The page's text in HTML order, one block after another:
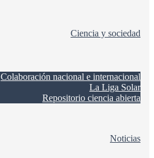
Ciencia y sociedad
Colaboración nacional e internacional
La Liga Solar
Repositorio ciencia abierta
Noticias